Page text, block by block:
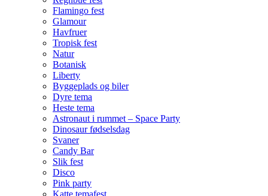
Flamingo fest
Glamour
Havfruer
Tropisk fest
Natur
Botanisk
Liberty
Byggeplads og biler
Dyre tema
Heste tema
Astronaut i rummet – Space Party
Dinosaur fødselsdag
Svaner
Candy Bar
Slik fest
Disco
Pink party